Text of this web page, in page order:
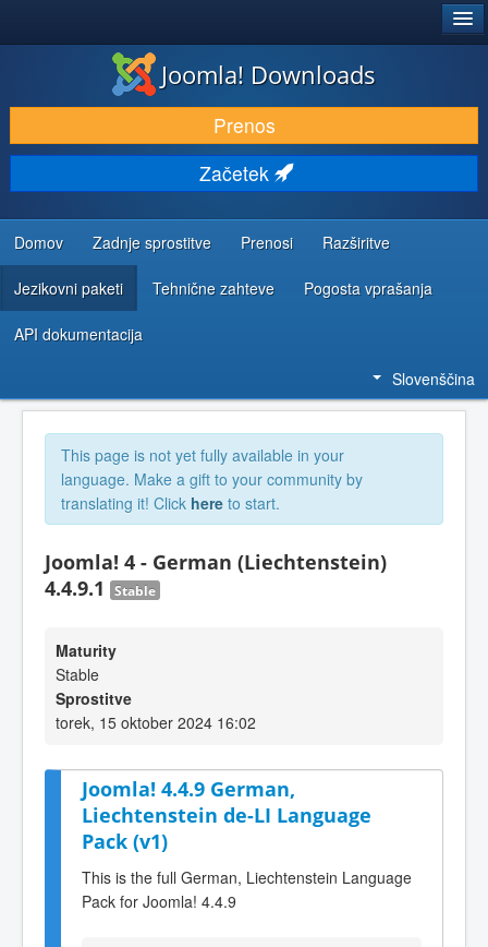
PRENESI IN RAZŠIRI
ODKRIJTE & IZVEJTE
SKUPNOST IN PODPORA
VIRI ZA RAZVIJALCE
Joomla! Downloads
Prenos
Začetek
Domov Zadnje sprostitve Prenosi Razširitve
Jezikovni paketi Tehnične zahteve Pogosta vprašanja
API dokumentacija
Slovenščina
This page is not yet fully available in your
language. Make a gift to your community by
translating it! Click here to start.
Joomla! 4 - German (Liechtenstein)
4.4.9.1
Stable
Maturity
Stable
Sprostitve
torek, 15 oktober 2024 16:02
Joomla! 4.4.9 German,
Liechtenstein de-LI Language
Pack (v1)
This is the full German, Liechtenstein Language
Pack for Joomla! 4.4.9